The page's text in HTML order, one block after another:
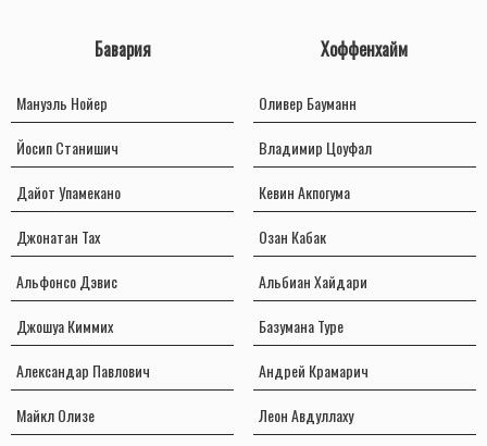
Бавария
Мануэль Нойер
Йосип Станишич
Дайот Упамекано
Джонатан Тах
Альфонсо Дэвис
Джошуа Киммих
Александар Павлович
Майкл Олизе
Хоффенхайм
Оливер Бауманн
Владимир Цоуфал
Кевин Акпогума
Озан Кабак
Альбиан Хайдари
Базумана Туре
Андрей Крамарич
Леон Авдуллаху